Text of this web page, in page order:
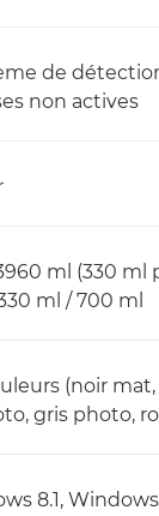
de
non actives
ml (330 ml
ml / 700 ml
(noir
gris photo,
8.1, Windows